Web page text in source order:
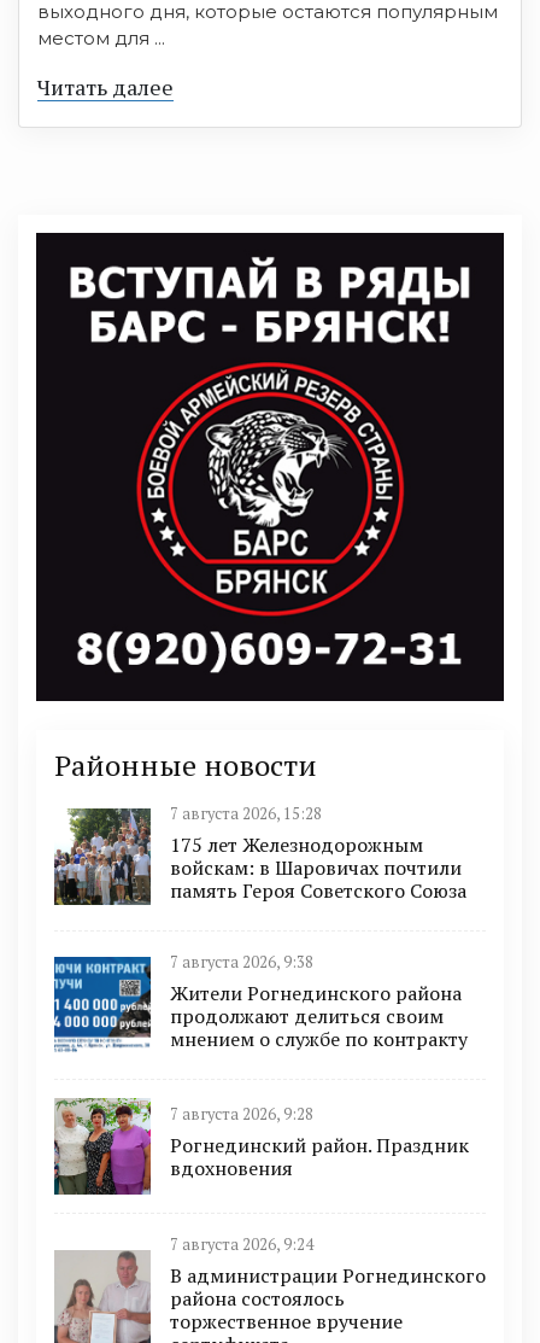
выходного дня, которые остаются популярным
местом для ...
Читать далее
Районные новости
7 августа 2026, 15:28
175 лет Железнодорожным
войскам: в Шаровичах почтили
память Героя Советского Союза
7 августа 2026, 9:38
Жители Рогнединского района
продолжают делиться своим
мнением о службе по контракту
7 августа 2026, 9:28
Рогнединский район. Праздник
вдохновения
7 августа 2026, 9:24
В администрации Рогнединского
района состоялось
торжественное вручение